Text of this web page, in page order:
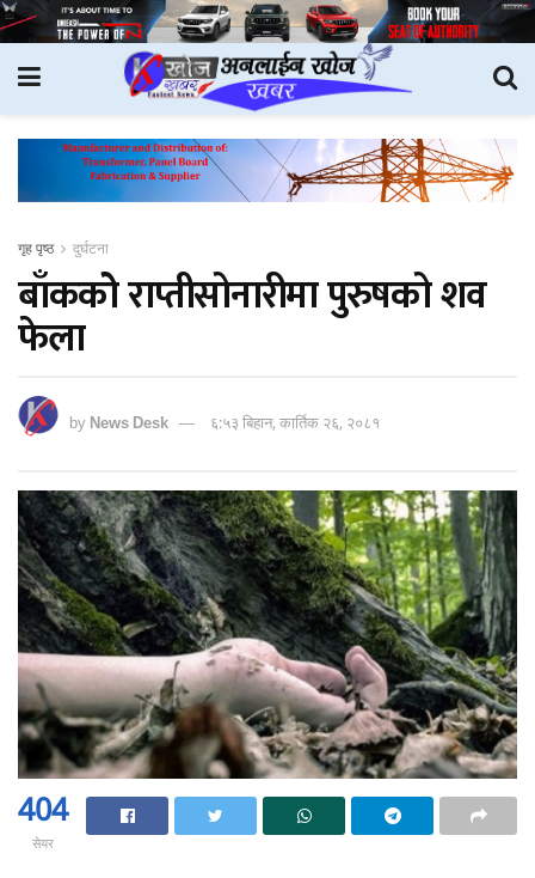
गृह पृष्ठ दुर्घटना
बाँककोे राप्तीसोनारीमा पुरुषको शव
फेला
byNews Desk ६:५३ बिहान, कार्तिक २६, २०८१
404
सेयर